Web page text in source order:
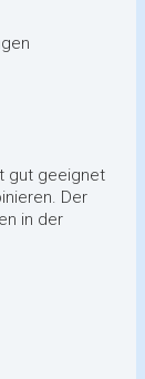
gut geeignet
Der
in der